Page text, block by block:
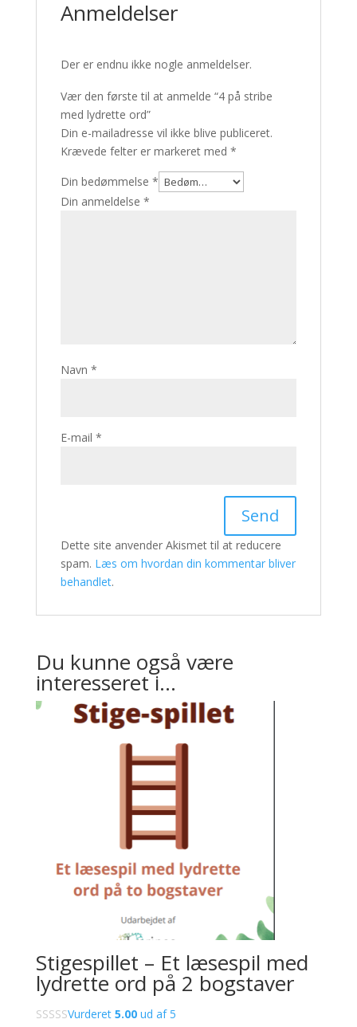
Anmeldelser
Der er endnu ikke nogle anmeldelser.
Vær den første til at anmelde “4 på stribe
med lydrette ord”
Din e-mailadresse vil ikke blive publiceret.
Krævede felter er markeret med *
Din bedømmelse *
Din anmeldelse *
Navn *
E-mail *
Dette site anvender Akismet til at reducere
spam. Læs om hvordan din kommentar bliver
behandlet.
Du kunne også være
interesseret i…
Stigespillet – Et læsespil med
lydrette ord på 2 bogstaver
Vurderet 5.00ud af 5